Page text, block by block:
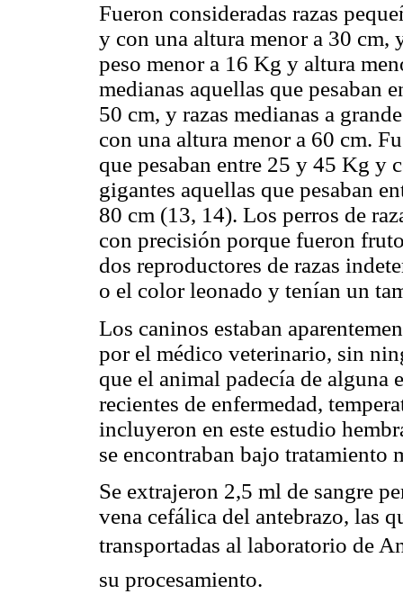
Fueron consideradas razas
y con una altura menor a 30 cm,
peso menor a 16 Kg y altura
medianas aquellas que pesaban
50 cm, y razas medianas a
con una altura menor a 60 cm.
que pesaban entre 25 y 45 Kg y
gigantes aquellas que pesaban
80 cm (13, 14). Los perros de
con precisión porque fueron
dos reproductores de razas
o el color leonado y tenían un
Los caninos estaban
por el médico veterinario, sin
que el animal padecía de alguna
recientes de enfermedad,
incluyeron en este estudio
se encontraban bajo tratamiento
Se extrajeron 2,5 ml de sangre
vena cefálica del antebrazo, las
transportadas al laboratorio de
su procesamiento.